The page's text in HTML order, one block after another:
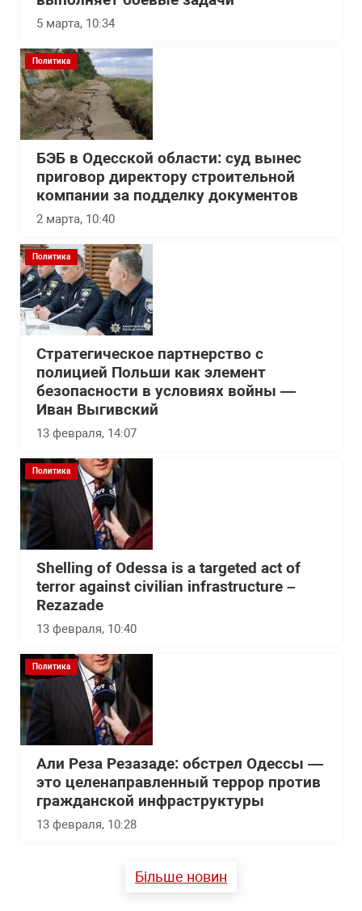
5 марта, 10:34
Политика
БЭБ в Одесской области: суд вынес
приговор директору строительной
компании за подделку документов
2 марта, 10:40
Политика
Стратегическое партнерство с
полицией Польши как элемент
безопасности в условиях войны —
Иван Выгивский
13 февраля, 14:07
Политика
Shelling of Odessa is a targeted act of
terror against civilian infrastructure –
Rezazade
13 февраля, 10:40
Политика
Али Реза Резазаде: обстрел Одессы —
это целенаправленный террор против
гражданской инфраструктуры
13 февраля, 10:28
Більше новин